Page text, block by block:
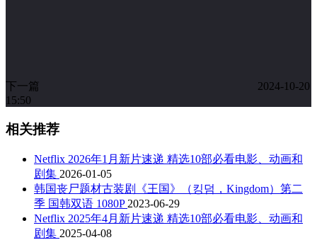
下一篇
2024-10-20
15:50
相关推荐
Netflix 2026年1月新片速递 精选10部必看电影、动画和
剧集 2026-01-05
韩国丧尸题材古装剧《王国》（킹덤，Kingdom）第二
季 国韩双语 1080P 2023-06-29
Netflix 2025年4月新片速递 精选10部必看电影、动画和
剧集 2025-04-08